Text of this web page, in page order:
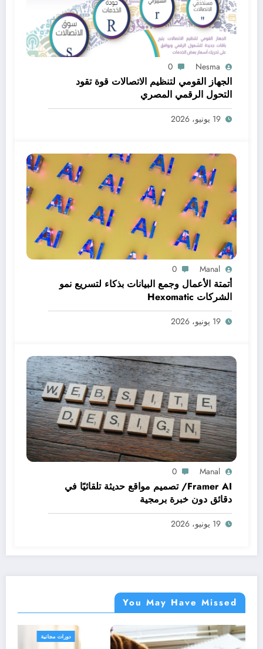
Nesma
0
الجهاز القومي لتنظيم الاتصالات قوة تقود
التحول الرقمي المصري
19 يونيو، 2026
Manal
0
أتمتة الأعمال وجمع البيانات بذكاء لتسريع نمو
الشركات Hexomatic
19 يونيو، 2026
Manal
0
Framer AI/ تصميم مواقع حديثة تلقائيًا في
دقائق دون خبرة برمجية
19 يونيو، 2026
You May Have Missed
دورات مجانية